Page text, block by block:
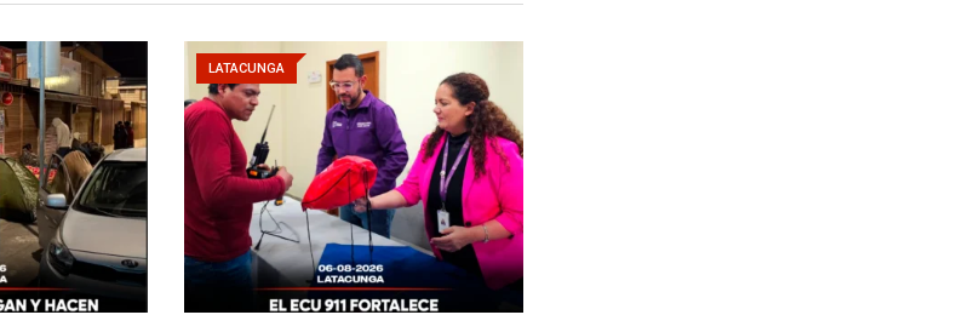
LATACUNGA